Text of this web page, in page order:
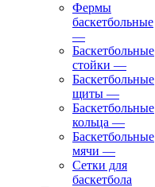
Фермы
баскетбольные
—
Баскетбольные
стойки —
Баскетбольные
щиты —
Баскетбольные
кольца —
Баскетбольные
мячи —
Сетки для
баскетбола